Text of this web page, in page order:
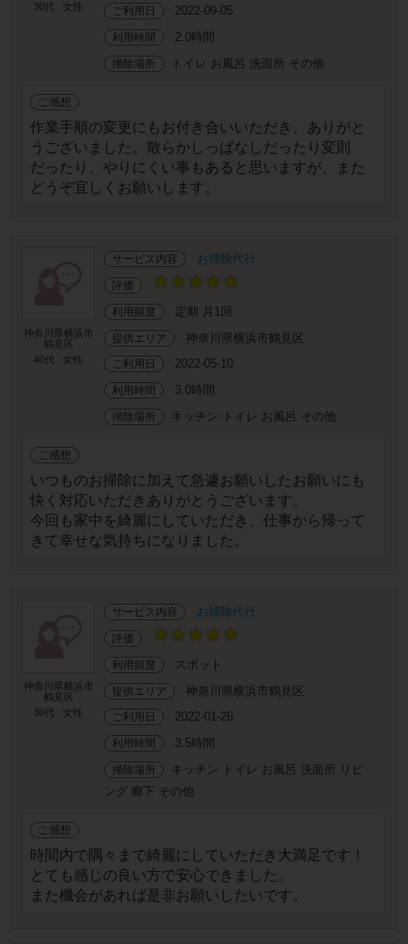
30代 女性 ご利用日 2022-09-05
利用時間 2.0時間
掃除場所 トイレ お風呂 洗面所 その他
ご感想
作業手順の変更にもお付き合いいただき、ありがと
うございました。散らかしっぱなしだったり変則
だったり、やりにくい事もあると思いますが、また
どうぞ宜しくお願いします。
神奈川県横浜市
鶴見区
40代
女性
サービス内容 お掃除代行
評価
利用頻度 定期 月1回
提供エリア 神奈川県横浜市鶴見区
ご利用日 2022-05-10
利用時間 3.0時間
掃除場所 キッチン トイレ お風呂 その他
ご感想
いつものお掃除に加えて急遽お願いしたお願いにも
快く対応いただきありがとうございます。
今回も家中を綺麗にしていただき、仕事から帰って
きて幸せな気持ちになりました。
神奈川県横浜市
鶴見区
30代
女性
サービス内容 お掃除代行
評価
利用頻度 スポット
提供エリア 神奈川県横浜市鶴見区
ご利用日 2022-01-26
利用時間 3.5時間
掃除場所
キッチン トイレ お風呂 洗面所 リビ
ング 廊下 その他
ご感想
時間内で隅々まで綺麗にしていただき大満足です！
とても感じの良い方で安心できました。
また機会があれば是非お願いしたいです。